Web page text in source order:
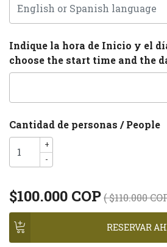
Indique la hora de Inicio y el
choose the start time and the
Cantidad de personas / People
+
-
$100.000 COP( $110.000